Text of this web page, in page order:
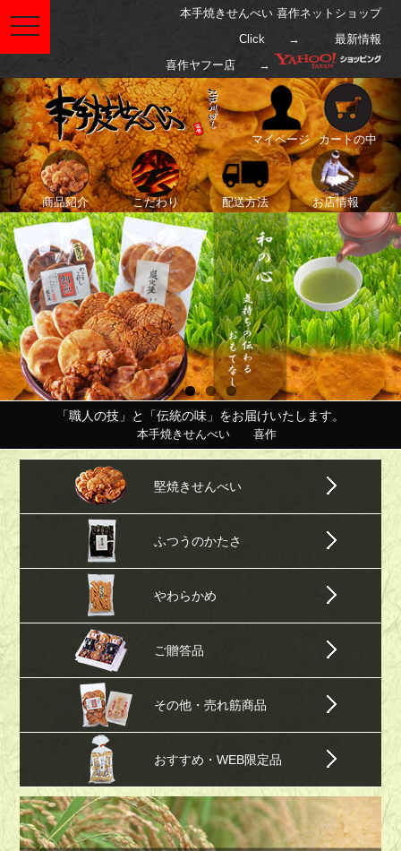
toggle
navigation
本手焼きせんべい 喜作ネットショップ
Click → 最新情報
喜作ヤフー店 →
マイページ カートの中
商品紹介 こだわり 配送方法 お店情報
「職人の技」と「伝統の味」をお届けいたします。
本手焼きせんべい 喜作
堅焼きせんべい
ふつうのかたさ
やわらかめ
ご贈答品
その他・売れ筋商品
おすすめ・WEB限定品